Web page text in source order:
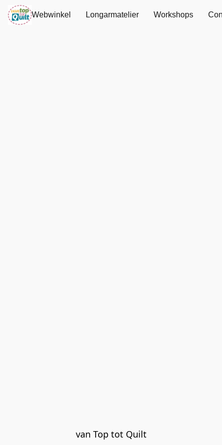
Webwinkel Longarmatelier Workshops
van Top tot Quilt